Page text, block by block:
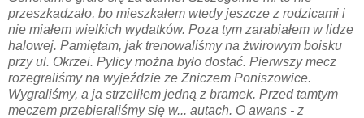
przeszkadzało, bo mieszkałem wtedy jeszcze z rodzicami i
nie miałem wielkich wydatków. Poza tym zarabiałem w lidze
halowej. Pamiętam, jak trenowaliśmy na żwirowym boisku
przy ul. Okrzei. Pylicy można było dostać. Pierwszy mecz
rozegraliśmy na wyjeździe ze Zniczem Poniszowice.
Wygraliśmy, a ja strzeliłem jedną z bramek. Przed tamtym
meczem przebieraliśmy się w... autach. O awans - z